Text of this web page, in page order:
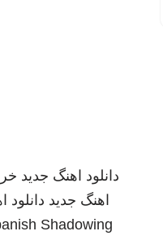
دانلود اهنگ جدید
اهنگ جدید دانلود
Shadowing